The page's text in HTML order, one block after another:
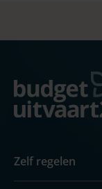
Zelf regelen